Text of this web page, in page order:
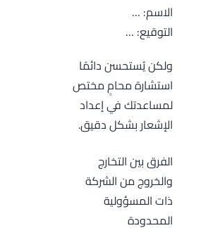
الاسم: …
التوقيع: …
ولكن يُستحسن دائمًا
استشارة محامٍ مختص
لمساعدتك في إعداد
الإشعار بشكل دقيق.
الفرق بين التخارج
والخروج من الشركة
ذات المسؤولية
المحدودة